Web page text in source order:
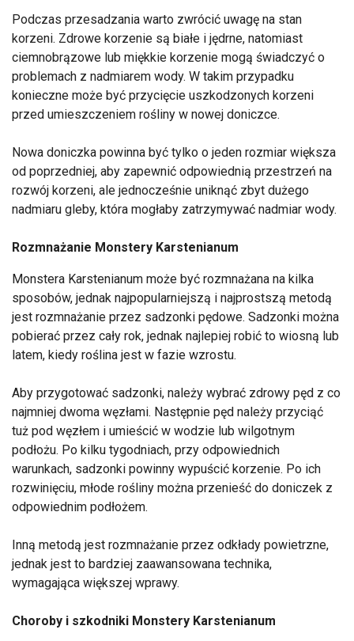
Podczas przesadzania warto zwrócić uwagę na stan
korzeni. Zdrowe korzenie są białe i jędrne, natomiast
ciemnobrązowe lub miękkie korzenie mogą świadczyć o
problemach z nadmiarem wody. W takim przypadku
konieczne może być przycięcie uszkodzonych korzeni
przed umieszczeniem rośliny w nowej doniczce.
Nowa doniczka powinna być tylko o jeden rozmiar większa
od poprzedniej, aby zapewnić odpowiednią przestrzeń na
rozwój korzeni, ale jednocześnie uniknąć zbyt dużego
nadmiaru gleby, która mogłaby zatrzymywać nadmiar wody.
Rozmnażanie Monstery Karstenianum
Monstera Karstenianum może być rozmnażana na kilka
sposobów, jednak najpopularniejszą i najprostszą metodą
jest rozmnażanie przez sadzonki pędowe. Sadzonki można
pobierać przez cały rok, jednak najlepiej robić to wiosną lub
latem, kiedy roślina jest w fazie wzrostu.
Aby przygotować sadzonki, należy wybrać zdrowy pęd z co
najmniej dwoma węzłami. Następnie pęd należy przyciąć
tuż pod węzłem i umieścić w wodzie lub wilgotnym
podłożu. Po kilku tygodniach, przy odpowiednich
warunkach, sadzonki powinny wypuścić korzenie. Po ich
rozwinięciu, młode rośliny można przenieść do doniczek z
odpowiednim podłożem.
Inną metodą jest rozmnażanie przez odkłady powietrzne,
jednak jest to bardziej zaawansowana technika,
wymagająca większej wprawy.
Choroby i szkodniki Monstery Karstenianum